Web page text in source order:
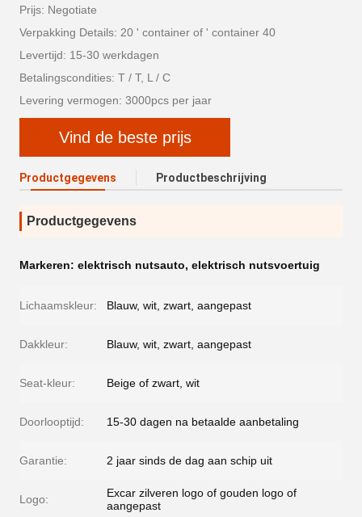
Prijs: Negotiate
Verpakking Details: 20 ' container of ' container 40
Levertijd: 15-30 werkdagen
Betalingscondities: T / T, L / C
Levering vermogen: 3000pcs per jaar
Vind de beste prijs
Productgegevens Productbeschrijving
Productgegevens
Markeren: elektrisch nutsauto, elektrisch nutsvoertuig
Lichaamskleur: Blauw, wit, zwart, aangepast
Dakkleur: Blauw, wit, zwart, aangepast
Seat-kleur: Beige of zwart, wit
Doorlooptijd: 15-30 dagen na betaalde aanbetaling
Garantie: 2 jaar sinds de dag aan schip uit
Logo:
Excar zilveren logo of gouden logo of
aangepast